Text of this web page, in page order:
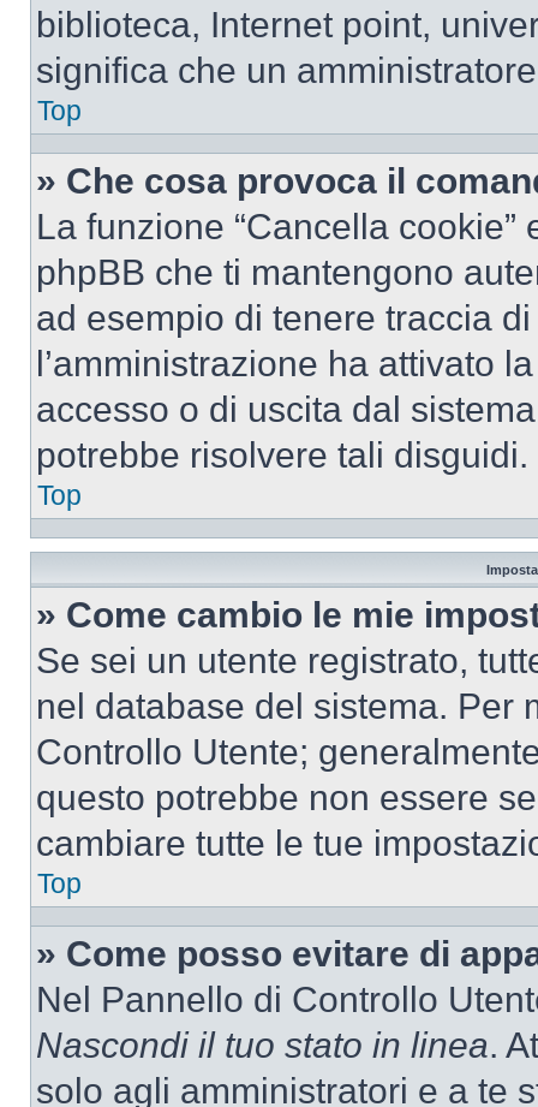
biblioteca, Internet point,
significa che un
Top
» Che cosa provoca il
La funzione “Cancella
phpBB che ti mantengono
ad esempio di tenere traccia
l’amministrazione ha attivato
accesso o di uscita dal
potrebbe risolvere tali disguidi.
Top
» Come cambio le mie
Se sei un utente registrato,
nel database del sistema. Per
Controllo Utente;
questo potrebbe non essere
cambiare tutte le tue
Top
» Come posso evitare di
Nel Pannello di Controllo
Nascondi il tuo stato in linea.
solo agli amministratori e a te